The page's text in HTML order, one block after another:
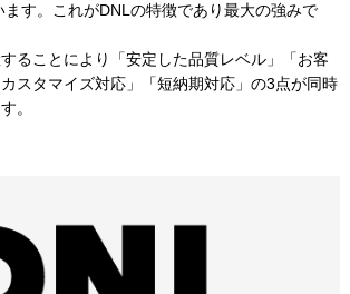
す。これがDNLの特徴であり最大の強みで
ることにより「安定した品質レベル」「お客
スタマイズ対応」「短納期対応」の3点が同時
。